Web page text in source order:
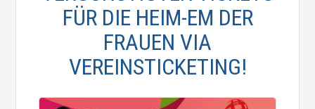
FÜR DIE HEIM-EM DER
FRAUEN VIA
VEREINSTICKETING!